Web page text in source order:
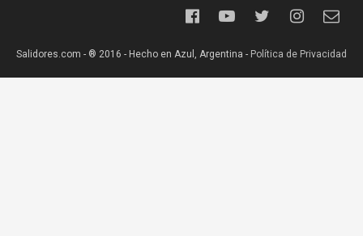
Salidores.com - ® 2016 - Hecho en Azul, Argentina - Política de Privacidad